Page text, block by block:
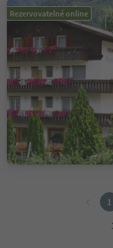
Rezervovatelné online
1